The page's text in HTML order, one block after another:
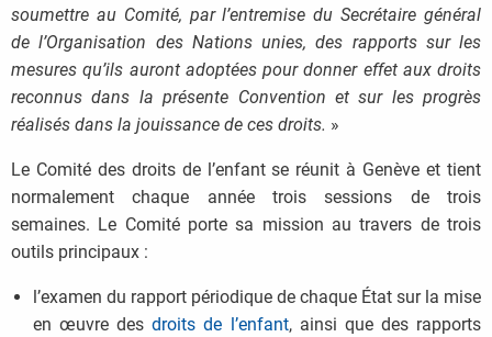
soumettre au Comité, par l’entremise du Secrétaire général
de l’Organisation des Nations unies, des rapports sur les
mesures qu’ils auront adoptées pour donner effet aux droits
reconnus dans la présente Convention et sur les progrès
réalisés dans la jouissance de ces droits. »
Le Comité des droits de l’enfant se réunit à Genève et tient
normalement chaque année trois sessions de trois
semaines. Le Comité porte sa mission au travers de trois
outils principaux :
l’examen du rapport périodique de chaque État sur la mise
en œuvre desdroits de l’enfant, ainsi que des rapports